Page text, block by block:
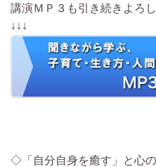
講演ＭＰ３も引き続きよろ
↓↓↓
◇「自分自身を癒す」と心